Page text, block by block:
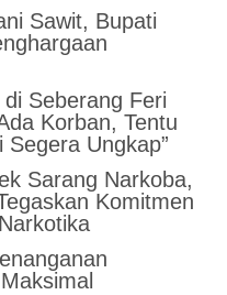
Sawit, Bupati
Seberang Feri
Korban, Tentu
Ungkap”
Sarang Narkoba,
Komitmen